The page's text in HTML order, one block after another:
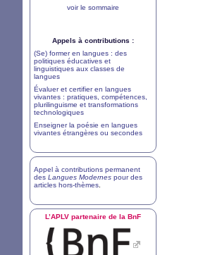
voir le sommaire
Appels à contributions :
(Se) former en langues : des
politiques éducatives et
linguistiques aux classes de
langues
Évaluer et certifier en langues
vivantes : pratiques, compétences,
plurilinguisme et transformations
technologiques
Enseigner la poésie en langues
vivantes étrangères ou secondes
Appel à contributions permanent
des Langues Modernes pour des
articles hors-thèmes
L’APLV partenaire de la BnF